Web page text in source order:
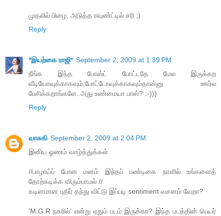
முதலில் பிழை, அடுத்த ரவுண்ட்டில் சரி ;)
Reply
*இயற்கை ராஜி* September 2, 2009 at 1:39 PM
நீங்க இந்த போஸ்ட் போட்டதே மேல இருக்கற
வீடியோவுக்காகவும்,போட்டோவுக்காகவும்தான்னு ஊர்ல
பேசிக்கறாங்களே..அது உண்மையா பாஸ்? :-)))
Reply
வாசுகி September 2, 2009 at 2:04 PM
இனிய ஓணம் வாழ்த்துக்கள்.
//பாழாய்ப் போன மனம் இந்தப் பண்டிகை நாளில் உங்களைத்
தோற்கடிக்க விரும்பாமல் //
கடினமான புதிர் தந்து விட்டு இப்படி sentiment வசனம் வேறா?
'M.G.R நகரில்' என்று ஏதும் படம் இருக்கா? இந்த படத்தின் பெயர்